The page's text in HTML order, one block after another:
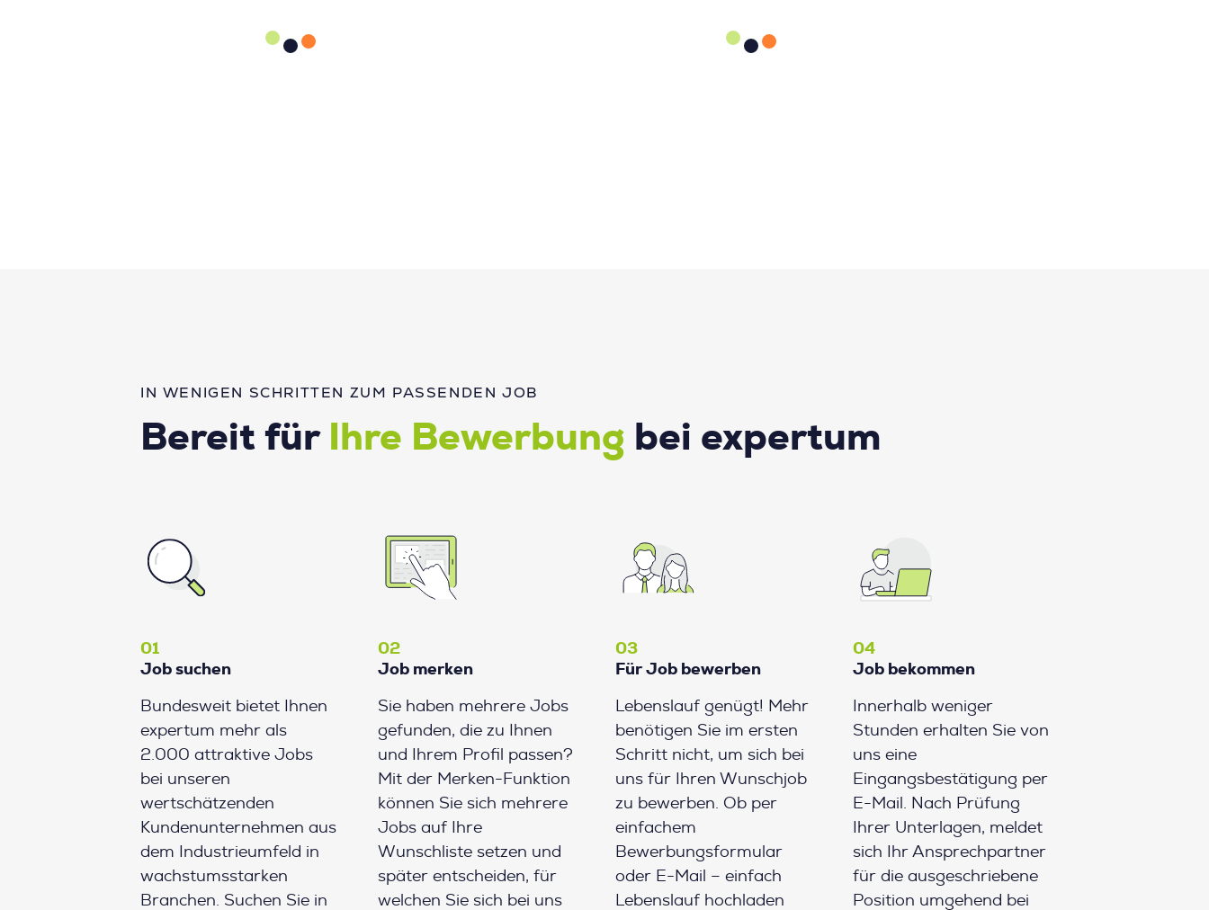
IN WENIGEN SCHRITTEN ZUM PASSENDEN JOB
Bereit für Ihre Bewerbung bei expertum
01
Job suchen
Bundesweit bietet Ihnen
expertum mehr als
2.000 attraktive Jobs
bei unseren
wertschätzenden
Kundenunternehmen aus
dem Industrieumfeld in
wachstumsstarken
Branchen. Suchen Sie in
02
Job merken
Sie haben mehrere Jobs
gefunden, die zu Ihnen
und Ihrem Profil passen?
Mit der Merken-Funktion
können Sie sich mehrere
Jobs auf Ihre
Wunschliste setzen und
später entscheiden, für
welchen Sie sich bei uns
03
Für Job bewerben
Lebenslauf genügt! Mehr
benötigen Sie im ersten
Schritt nicht, um sich bei
uns für Ihren Wunschjob
zu bewerben. Ob per
einfachem
Bewerbungsformular
oder E-Mail – einfach
Lebenslauf hochladen
04
Job bekommen
Innerhalb weniger
Stunden erhalten Sie von
uns eine
Eingangsbestätigung per
E-Mail. Nach Prüfung
Ihrer Unterlagen, meldet
sich Ihr Ansprechpartner
für die ausgeschriebene
Position umgehend bei